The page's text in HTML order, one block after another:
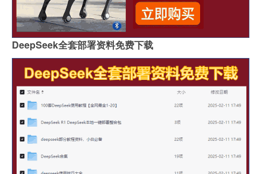
DeepSeek全套部署资料免费下载